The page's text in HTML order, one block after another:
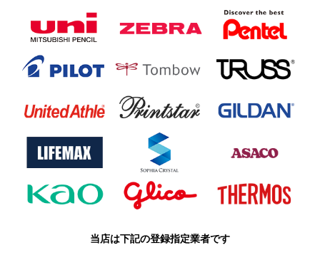
当店は下記の登録指定業者です